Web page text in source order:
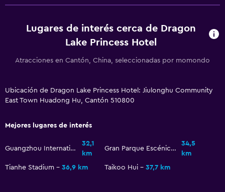
Seguridad las 24 horas
Traslado al aeropuerto gratuito
Servicio de traslado
Sistema de entretenimiento
Sala de estar/TV compartida
Lugares de interés cerca de Dragon
Lake Princess Hotel
Atracciones en Cantón, China, seleccionadas por momondo
Ubicación de Dragon Lake Princess Hotel: Jiulonghu Community
East Town Huadong Hu, Cantón 510800
Mejores lugares de interés
Guangzhou International Sports Arena
32,1
km
Gran Parque Escénico del Mundo
34,5
km
Tianhe Stadium
36,9 km Taikoo Hui 37,7 km